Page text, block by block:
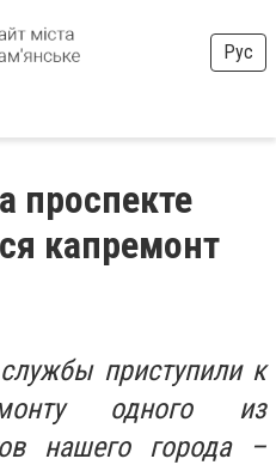
Рус
проспекте
капремонт
приступили к
одного из
нашего города –